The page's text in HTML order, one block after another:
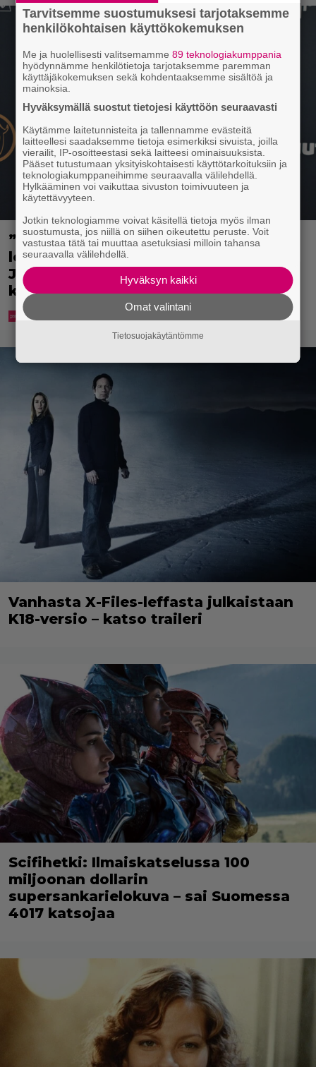
”Rakas, aurinkoinen
leijonapoikamme” – Ellen
Jokikunnaksen Ralph on ”virallisesti
kympin poika”
Vanhasta X-Files-leffasta julkaistaan
K18-versio – katso traileri
Scifihetki: Ilmaiskatselussa 100
miljoonan dollarin
supersankarielokuva – sai Suomessa
4017 katsojaa
Tarvitsemme suostumuksesi tarjotaksemme
henkilökohtaisen käyttökokemuksen
Me ja huolellisesti valitsemamme89 teknologiakumppania
hyödynnämme henkilötietoja tarjotaksemme paremman
käyttäjäkokemuksen sekä kohdentaaksemme sisältöä ja
mainoksia.
Hyväksymällä suostut tietojesi käyttöön seuraavasti
Käytämme laitetunnisteita ja tallennamme evästeitä
laitteellesi saadaksemme tietoja esimerkiksi sivuista, joilla
vierailit, IP-osoitteestasi sekä laitteesi ominaisuuksista.
Pääset tutustumaan yksityiskohtaisesti käyttötarkoituksiin ja
teknologiakumppaneihimme seuraavalla välilehdellä.
Hylkääminen voi vaikuttaa sivuston toimivuuteen ja
käytettävyyteen.
Jotkin teknologiamme voivat käsitellä tietoja myös ilman
suostumusta, jos niillä on siihen oikeutettu peruste. Voit
vastustaa tätä tai muuttaa asetuksiasi milloin tahansa
seuraavalla välilehdellä.
Hyväksyn kaikki
Omat valintani
Tietosuojakäytäntömme